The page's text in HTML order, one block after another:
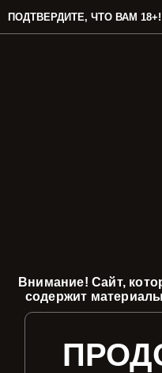
ПОДТВЕРДИТЕ, ЧТО ВАМ 18+!
Внимание! Сайт,
содержит